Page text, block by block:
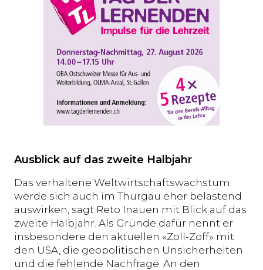
Ausblick auf das zweite Halbjahr
Das verhaltene Weltwirtschaftswachstum
werde sich auch im Thurgau eher belastend
auswirken, sagt Reto Inauen mit Blick auf das
zweite Halbjahr. Als Gründe dafür nennt er
insbesondere den aktuellen «Zoll-Zoff» mit
den USA, die geopolitischen Unsicherheiten
und die fehlende Nachfrage. An den